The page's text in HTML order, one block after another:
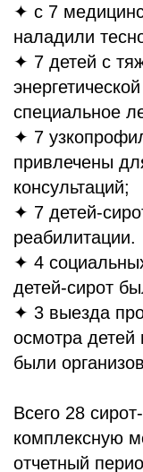
✦ с 7
наладили
✦ 7 детей с
специальное
✦ 7
привлечены
консультаций;
✦ 7 детей-
реабилитации.
✦ 4
детей-сирот
✦ 3 выезда
осмотра детей
были
Всего 28
комплексную
отчетный